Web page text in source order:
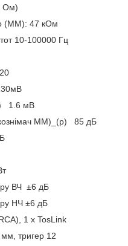
Ом)
(MM): 47 кОм
10-100000 Гц
1.6 мВ
MM)_(р) 85 дБ
ВЧ ±6 дБ
НЧ ±6 дБ
1 х TosLink
тригер 12